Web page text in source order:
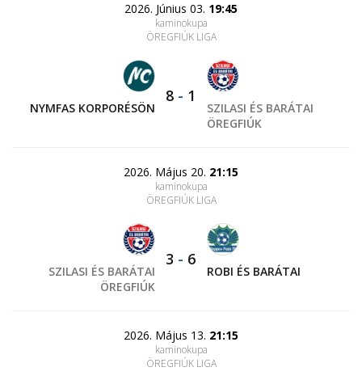
2026. Június 03. 19:45
kaminokupa
ÖREGFIÚK LIGA
NYMFAS KORPORÉSÖN
8 - 1
SZILASI ÉS BARÁTAI
ÖREGFIÚK
2026. Május 20. 21:15
kaminokupa
ÖREGFIÚK LIGA
SZILASI ÉS BARÁTAI
ÖREGFIÚK
3 - 6
ROBI ÉS BARÁTAI
2026. Május 13. 21:15
kaminokupa
ÖREGFIÚK LIGA